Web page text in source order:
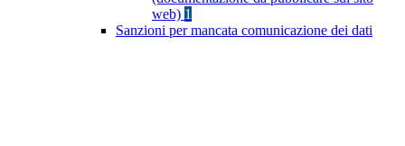
web) 1
Sanzioni per mancata comunicazione dei dati